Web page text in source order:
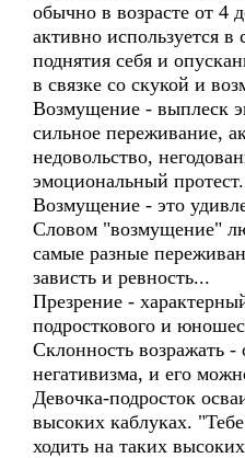
обычно в возрасте от 4
активно используется в
поднятия себя и
в связке со скукой и
Возмущение - выплеск
сильное переживание,
недовольство,
эмоциональный протест.
Возмущение - это
Словом "возмущение"
самые разные
зависть и ревность...
Презрение -
подросткового и
Склонность возражать -
негативизма, и его
Девочка-подросток
высоких каблуках.
ходить на таких